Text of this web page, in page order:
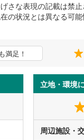
さな表現の記載は禁
の状況とは異なる可
満足！
立地・環境
周辺施設・